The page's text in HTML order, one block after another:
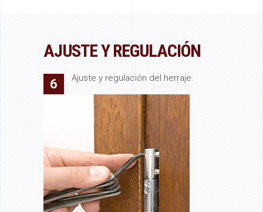
AJUSTE Y REGULACIÓN
6 Ajuste y regulación del herraje.